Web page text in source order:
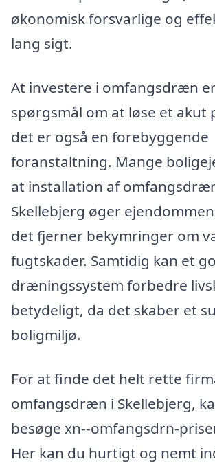
økonomisk forsvarlige og
lang sigt.
At investere i omfangsdræn
spørgsmål om at løse et akut
det er også en forebyggende
foranstaltning. Mange
at installation af
Skellebjerg øger
det fjerner bekymringer om
fugtskader. Samtidig kan et
dræningssystem forbedre
betydeligt, da det skaber et
boligmiljø.
For at finde det helt rette
omfangsdræn i Skellebjerg,
besøge xn--omfangsdrn-
Her kan du hurtigt og nemt